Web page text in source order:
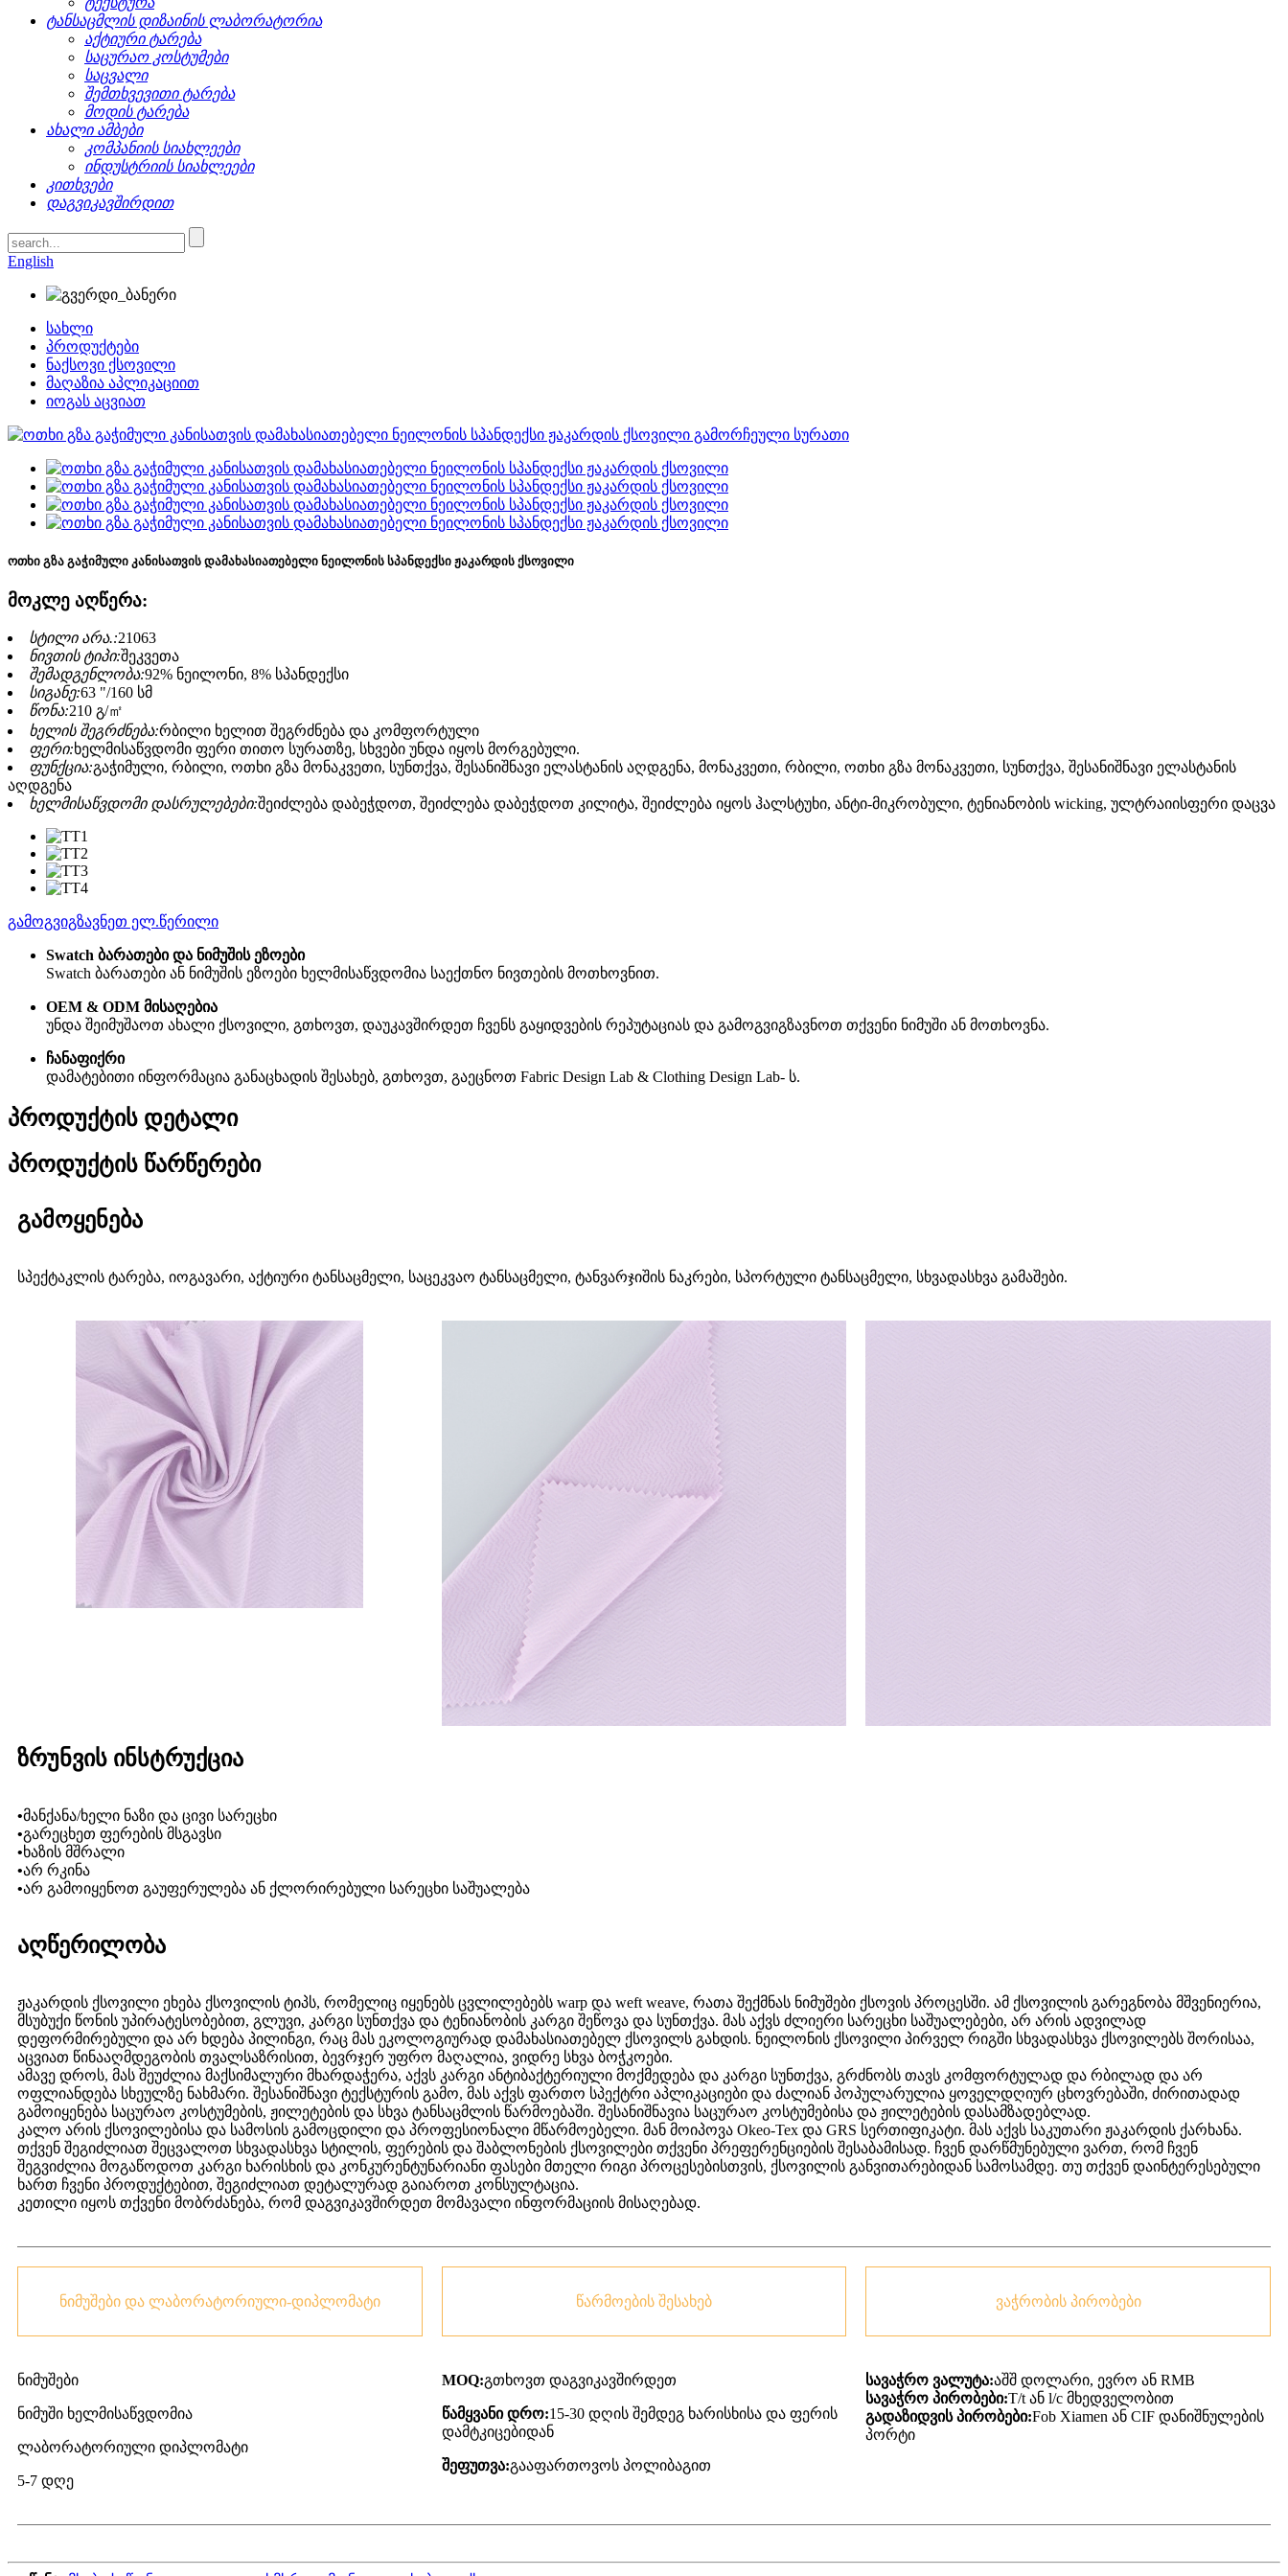
ტანსაცმლის დიზაინის ლაბორატორია
აქტიური ტარება
საცურაო კოსტუმები
საცვალი
შემთხვევითი ტარება
მოდის ტარება
ახალი ამბები
კომპანიის სიახლეები
ინდუსტრიის სიახლეები
კითხვები
დაგვიკავშირდით
English
სახლი
პროდუქტები
ნაქსოვი ქსოვილი
მაღაზია აპლიკაციით
იოგას აცვიათ
ოთხი გზა გაჭიმული კანისათვის დამახასიათებელი ნეილონის სპანდექსი ჟაკარდის ქსოვილი
მოკლე აღწერა:
სტილი არა.:21063
ნივთის ტიპი:შეკვეთა
შემადგენლობა:92% ნეილონი, 8% სპანდექსი
სიგანე:63 "/160 სმ
წონა:210 გ/㎡
ხელის შეგრძნება:რბილი ხელით შეგრძნება და კომფორტული
ფერი:ხელმისაწვდომი ფერი თითო სურათზე, სხვები უნდა იყოს მორგებული.
ფუნქცია:გაჭიმული, რბილი, ოთხი გზა მონაკვეთი, სუნთქვა, შესანიშნავი ელასტანის აღდგენა, მონაკვეთი, რბილი, ოთხი გზა მონაკვეთი, სუნთქვა, შესანიშნავი ელასტანის
აღდგენა
ხელმისაწვდომი დასრულებები:შეიძლება დაბეჭდოთ, შეიძლება დაბეჭდოთ კილიტა, შეიძლება იყოს ჰალსტუხი, ანტი-მიკრობული, ტენიანობის wicking, ულტრაიისფერი დაცვა
გამოგვიგზავნეთ ელ.წერილი
Swatch ბარათები და ნიმუშის ეზოები
Swatch ბარათები ან ნიმუშის ეზოები ხელმისაწვდომია საექთნო ნივთების მოთხოვნით.
OEM & ODM მისაღებია
უნდა შეიმუშაოთ ახალი ქსოვილი, გთხოვთ, დაუკავშირდეთ ჩვენს გაყიდვების რეპუტაციას და გამოგვიგზავნოთ თქვენი ნიმუში ან მოთხოვნა.
ჩანაფიქრი
დამატებითი ინფორმაცია განაცხადის შესახებ, გთხოვთ, გაეცნოთ Fabric Design Lab & Clothing Design Lab- ს.
პროდუქტის დეტალი
პროდუქტის წარწერები
გამოყენება
სპექტაკლის ტარება, იოგავარი, აქტიური ტანსაცმელი, საცეკვაო ტანსაცმელი, ტანვარჯიშის ნაკრები, სპორტული ტანსაცმელი, სხვადასხვა გამაშები.
ზრუნვის ინსტრუქცია
•მანქანა/ხელი ნაზი და ცივი სარეცხი
•გარეცხეთ ფერების მსგავსი
•ხაზის მშრალი
•არ რკინა
•არ გამოიყენოთ გაუფერულება ან ქლორირებული სარეცხი საშუალება
აღწერილობა
ჟაკარდის ქსოვილი ეხება ქსოვილის ტიპს, რომელიც იყენებს ცვლილებებს warp და weft weave, რათა შექმნას ნიმუშები ქსოვის პროცესში. ამ ქსოვილის გარეგნობა მშვენიერია,
მსუბუქი წონის უპირატესობებით, გლუვი, კარგი სუნთქვა და ტენიანობის კარგი შეწოვა და სუნთქვა. მას აქვს ძლიერი სარეცხი საშუალებები, არ არის ადვილად
დეფორმირებული და არ ხდება პილინგი, რაც მას ეკოლოგიურად დამახასიათებელ ქსოვილს გახდის. ნეილონის ქსოვილი პირველ რიგში სხვადასხვა ქსოვილებს შორისაა,
აცვიათ წინააღმდეგობის თვალსაზრისით, ბევრჯერ უფრო მაღალია, ვიდრე სხვა ბოჭკოები.
ამავე დროს, მას შეუძლია მაქსიმალური მხარდაჭერა, აქვს კარგი ანტიბაქტერიული მოქმედება და კარგი სუნთქვა, გრძნობს თავს კომფორტულად და რბილად და არ
ოფლიანდება სხეულზე ნახმარი. შესანიშნავი ტექსტურის გამო, მას აქვს ფართო სპექტრი აპლიკაციები და ძალიან პოპულარულია ყოველდღიურ ცხოვრებაში, ძირითადად
გამოიყენება საცურაო კოსტუმების, ჟილეტების და სხვა ტანსაცმლის წარმოებაში. შესანიშნავია საცურაო კოსტუმებისა და ჟილეტების დასამზადებლად.
კალო არის ქსოვილებისა და სამოსის გამოცდილი და პროფესიონალი მწარმოებელი. მან მოიპოვა Okeo-Tex და GRS სერთიფიკატი. მას აქვს საკუთარი ჟაკარდის ქარხანა.
თქვენ შეგიძლიათ შეცვალოთ სხვადასხვა სტილის, ფერების და შაბლონების ქსოვილები თქვენი პრეფერენციების შესაბამისად. ჩვენ დარწმუნებული ვართ, რომ ჩვენ
შეგვიძლია მოგაწოდოთ კარგი ხარისხის და კონკურენტუნარიანი ფასები მთელი რიგი პროცესებისთვის, ქსოვილის განვითარებიდან სამოსამდე. თუ თქვენ დაინტერესებული
ხართ ჩვენი პროდუქტებით, შეგიძლიათ დეტალურად გაიაროთ კონსულტაცია.
კეთილი იყოს თქვენი მობრძანება, რომ დაგვიკავშირდეთ მომავალი ინფორმაციის მისაღებად.
ნიმუშები და ლაბორატორიული-დიპლომატი წარმოების შესახებ ვაჭრობის პირობები
ნიმუშები
ნიმუში ხელმისაწვდომია
ლაბორატორიული დიპლომატი
5-7 დღე
MOQ:გთხოვთ დაგვიკავშირდეთ
წამყვანი დრო:15-30 დღის შემდეგ ხარისხისა და ფერის
დამტკიცებიდან
შეფუთვა:გააფართოვოს პოლიბაგით
სავაჭრო ვალუტა:აშშ დოლარი, ევრო ან RMB
სავაჭრო პირობები:T/t ან l/c მხედველობით
გადაზიდვის პირობები:Fob Xiamen ან CIF დანიშნულების
პორტი